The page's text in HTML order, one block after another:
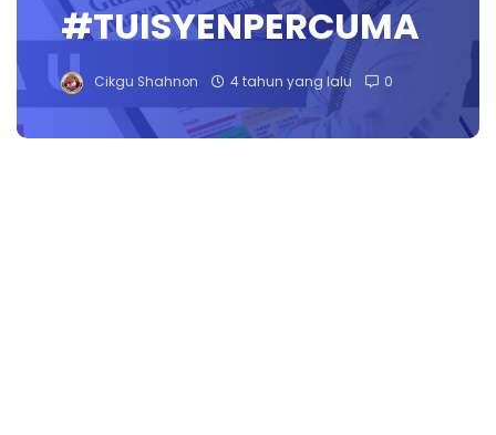
#TUISYENPERCUMA
Cikgu Shahnon 4 tahun yang lalu 0